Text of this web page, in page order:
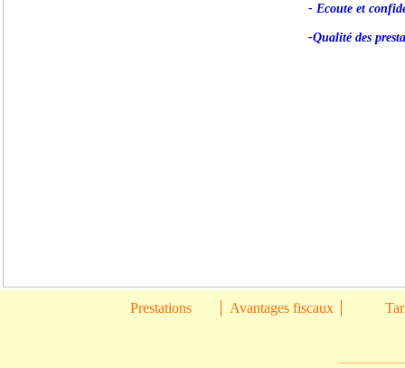
- Ecoute et
-Qualité des
Prestations Avantages fiscaux